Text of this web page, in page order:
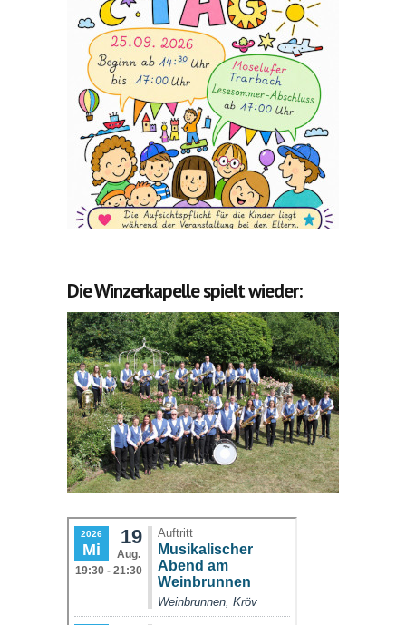
Die Winzerkapelle spielt wieder: